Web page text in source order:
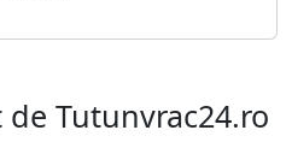
Tutunvrac24.ro